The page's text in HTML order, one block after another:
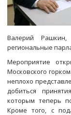
Валерий
региональные
Мероприятие
Московского
неплохо
добиться
которым теперь
Кроме того, с